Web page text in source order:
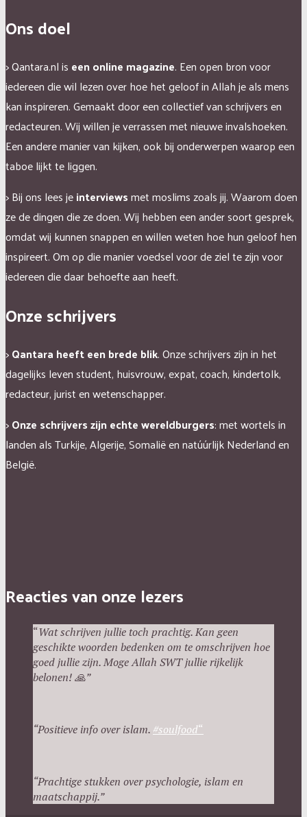
Ons doel
> Qantara.nl is een online magazine. Een open bron voor
iedereen die wil lezen over hoe het geloof in Allah je als mens
kan inspireren.Gemaakt door een collectief van schrijvers en
redacteuren.Wij willen je verrassen met nieuwe invalshoeken.
Een andere manier van kijken, ook bij onderwerpen waarop een
taboe lijkt te liggen.
> Bij ons lees jeinterviewsmet moslims zoals jij. Waarom doen
ze de dingen die ze doen. Wij hebben een ander soort gesprek,
omdat wij kunnen snappen en willen weten hoe hun geloof hen
inspireert. Om op die manier voedsel voor de ziel te zijn voor
iedereen die daar behoefte aan heeft.
Onze schrijvers
>Qantara heeft een brede blik. Onze schrijvers zijn in het
dagelijks leven student, huisvrouw, expat, coach, kindertolk,
redacteur, jurist en wetenschapper.
>Onze schrijvers zijn echte wereldburgers: met wortels in
landen als Turkije, Algerije, Somalië en natúúrlijk Nederland en
België.
Reacties van onze lezers
“Wat schrijven jullie toch prachtig. Kan geen
geschikte woorden bedenken om te omschrijven hoe
goed jullie zijn. Moge Allah SWT jullie rijkelijk
belonen!🙏”
“Positieve info over islam. #soulfood“
“Prachtige stukken over psychologie, islam en
maatschappij.”